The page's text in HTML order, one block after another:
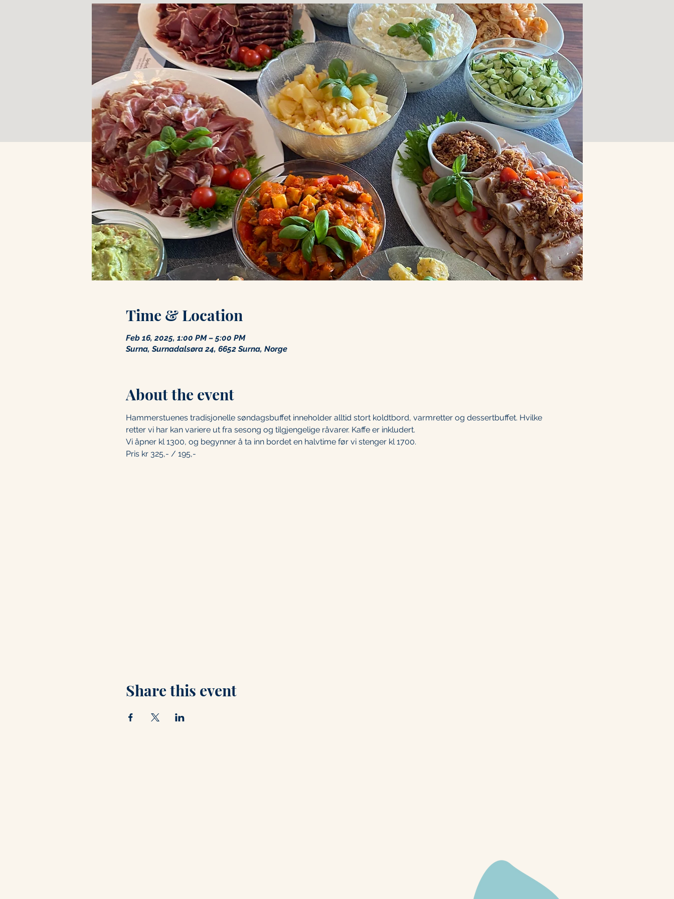
Time & Location
Feb 16, 2025, 1:00 PM – 5:00 PM
Surna, Surnadalsøra 24, 6652 Surna, Norge
About the event
Hammerstuenes tradisjonelle søndagsbuffet inneholder alltid stort koldtbord, varmretter og dessertbuffet. Hvilke
retter vi har kan variere ut fra sesong og tilgjengelige råvarer. Kaffe er inkludert.
Vi åpner kl 1300, og begynner å ta inn bordet en halvtime før vi stenger kl 1700.
Pris kr 325,- / 195,-
Share this event